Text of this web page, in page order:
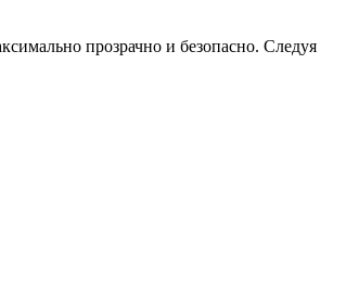
прозрачно и безопасно. Следуя